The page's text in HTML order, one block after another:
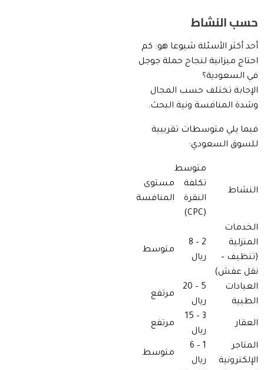
حسب النشاط
أحد أكثر الأسئلة شيوعا هو: كم
احتاج ميزانية لنجاح حملة جوجل
في السعودية؟
الإجابة تختلف حسب المجال
وشدة المنافسة ونية البحث.
فيما يلي متوسطات تقريبية
للسوق السعودي:
النشاط
متوسط
تكلفة
النقرة
(CPC)
مستوى
المنافسة
الخدمات
المنزلية
(تنظيف –
نقل عفش)
2 – 8
ريال
متوسط
العيادات
الطبية
5 – 20
ريال
مرتفع
العقار
3 – 15
ريال
مرتفع
المتاجر
الإلكترونية
1 – 6
ريال
متوسط